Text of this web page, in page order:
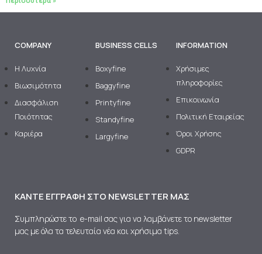
COMPANY
H Λυχνία
Βιωσιμότητα
Διασφάλιση
Ποιότητας
Καριέρα
BUSINESS CELLS
Boxyfine
Baggyfine
Printyfine
Standyfine
Largyfine
INFORMATION
Χρήσιμες
πληροφορίες
Επικοινωνία
Πολιτική Εταιρείας
Όροι Χρήσης
GDPR
ΚΆΝΤΕ ΕΓΓΡΑΦΉ ΣΤΟ NEWSLETTER ΜΑΣ
Συμπληρώστε το e-mail σας για να λαμβάνετε το newsletter
μας με όλα τα τελευταία νέα και χρήσιμα tips.